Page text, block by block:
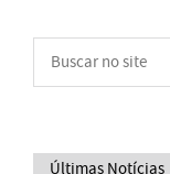
Últimas Notícias